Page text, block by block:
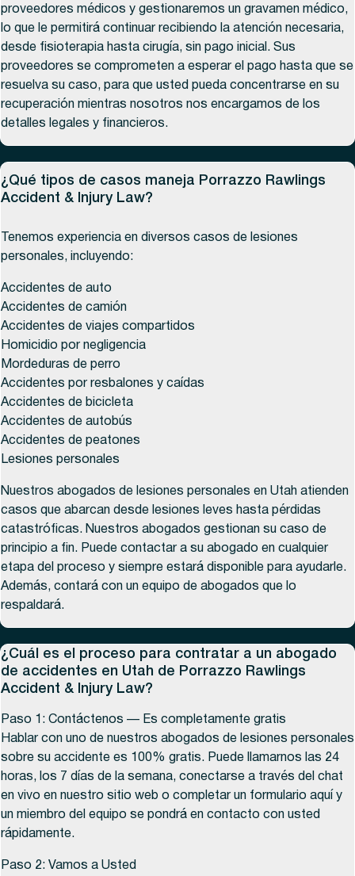
proveedores médicos y gestionaremos un gravamen médico,
lo que le permitirá continuar recibiendo la atención necesaria,
desde fisioterapia hasta cirugía, sin pago inicial. Sus
proveedores se comprometen a esperar el pago hasta que se
resuelva su caso, para que usted pueda concentrarse en su
recuperación mientras nosotros nos encargamos de los
detalles legales y financieros.
¿Qué tipos de casos maneja Porrazzo Rawlings
Accident & Injury Law?
Tenemos experiencia en diversos casos de lesiones
personales, incluyendo:
Accidentes de auto
Accidentes de camión
Accidentes de viajes compartidos
Homicidio por negligencia
Mordeduras de perro
Accidentes por resbalones y caídas
Accidentes de bicicleta
Accidentes de autobús
Accidentes de peatones
Lesiones personales
Nuestros abogados de lesiones personales en Utah atienden
casos que abarcan desde lesiones leves hasta pérdidas
catastróficas. Nuestros abogados gestionan su caso de
principio a fin. Puede contactar a su abogado en cualquier
etapa del proceso y siempre estará disponible para ayudarle.
Además, contará con un equipo de abogados que lo
respaldará.
¿Cuál es el proceso para contratar a un abogado
de accidentes en Utah de Porrazzo Rawlings
Accident & Injury Law?
Paso 1: Contáctenos — Es completamente gratis
Hablar con uno de nuestros abogados de lesiones personales
sobre su accidente es 100% gratis. Puede llamarnos las 24
horas, los 7 días de la semana, conectarse a través del chat
en vivo en nuestro sitio web o completar un formulario aquí y
un miembro del equipo se pondrá en contacto con usted
rápidamente.
Paso 2: Vamos a Usted